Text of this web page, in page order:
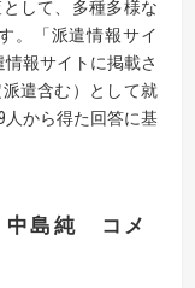
して、多種多様な
。「派遣情報サイ
報サイトに掲載さ
遣含む）として就
人から得た回答に基
中島純 コメ